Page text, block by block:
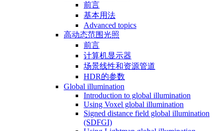
前言
基本用法
Advanced topics
高动态范围光照
前言
计算机显示器
场景线性和资源管道
HDR的参数
Global illumination
Introduction to global illumination
Using Voxel global illumination
Signed distance field global illumination
(SDFGI)